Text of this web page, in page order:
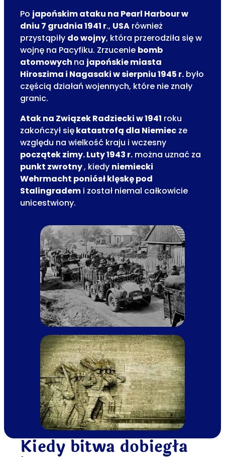
Po japońskim ataku na Pearl Harbour w
dniu 7 grudnia 1941 r., USA również
przystąpiły do wojny, która przerodziła się w
wojnę na Pacyfiku. Zrzucenie bomb
atomowych na japońskie miasta
Hiroszima i Nagasaki w sierpniu 1945 r. było
częścią działań wojennych, które nie znały
granic.
Atak na Związek Radziecki w 1941 roku
zakończył siękatastrofą dla Niemiec ze
względu na wielkość kraju i wczesny
początek zimy.Luty 1943 r. można uznać za
punkt zwrotny, kiedy niemiecki
Wehrmacht poniósł klęskę pod
Stalingradem i został niemal całkowicie
unicestwiony.
Kiedy bitwa dobiegła